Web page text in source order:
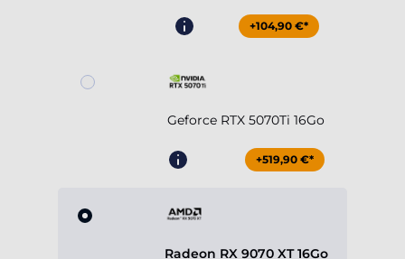
+104,90 €*
Geforce RTX 5070Ti 16Go
+519,90 €*
Radeon RX 9070 XT 16Go